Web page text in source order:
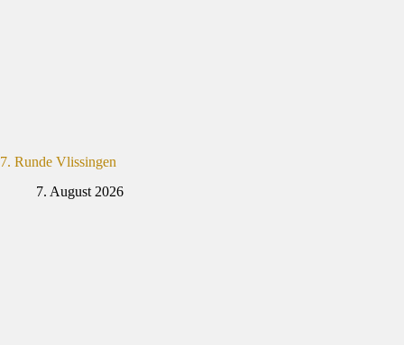
7. Runde Vlissingen
7. August 2026